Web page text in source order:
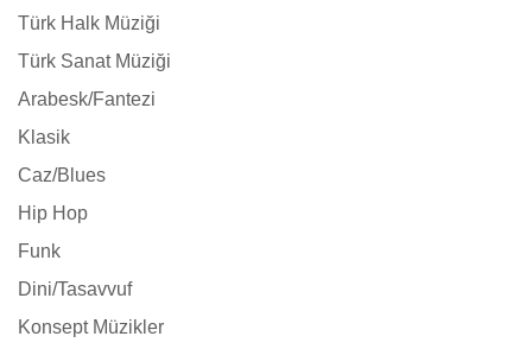
Türk Halk Müziği
Türk Sanat Müziği
Arabesk/Fantezi
Klasik
Caz/Blues
Hip Hop
Funk
Dini/Tasavvuf
Konsept Müzikler